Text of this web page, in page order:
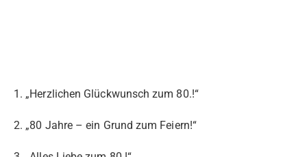
1. „Herzlichen Glückwunsch zum 80.!“
2. „80 Jahre – ein Grund zum Feiern!“